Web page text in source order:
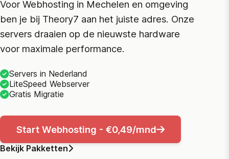
Voor Webhosting in Mechelen en omgeving
ben je bij Theory7 aan het juiste adres. Onze
servers draaien op de nieuwste hardware
voor maximale performance.
Servers in Nederland
LiteSpeed Webserver
Gratis Migratie
Start Webhosting - €0,49/mnd
Bekijk Pakketten